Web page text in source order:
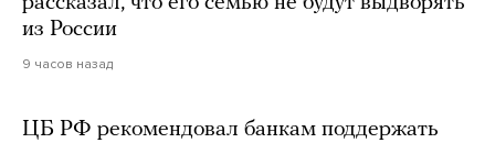
из России
9 часов назад
ЦБ РФ рекомендовал банкам поддержать